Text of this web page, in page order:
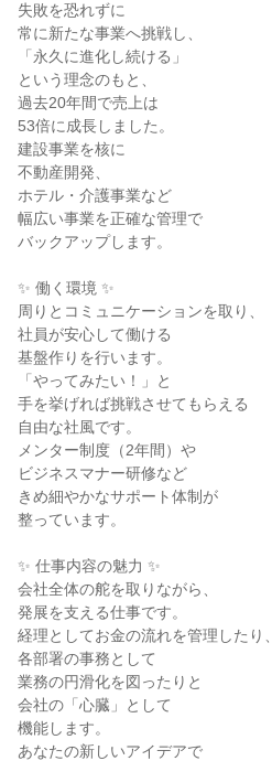
失敗を恐れずに
常に新たな事業へ挑戦し、
「永久に進化し続ける」
という理念のもと、
過去20年間で売上は
53倍に成長しました。
建設事業を核に
不動産開発、
ホテル・介護事業など
幅広い事業を正確な管理で
バックアップします。
✨ 働く環境 ✨
周りとコミュニケーションを取り、
社員が安心して働ける
基盤作りを行います。
「やってみたい！」と
手を挙げれば挑戦させてもらえる
自由な社風です。
メンター制度（2年間）や
ビジネスマナー研修など
きめ細やかなサポート体制が
整っています。
✨ 仕事内容の魅力 ✨
会社全体の舵を取りながら、
発展を支える仕事です。
経理としてお金の流れを管理したり、
各部署の事務として
業務の円滑化を図ったりと
会社の「心臓」として
機能します。
あなたの新しいアイデアで